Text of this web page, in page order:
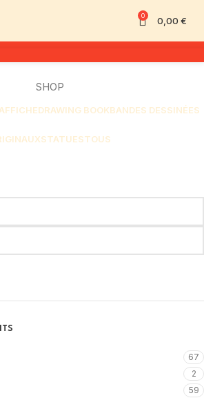
0 0,00 €
SHOP
AFFICHEDRAWING BOOKBANDES DESSINÉES
STATUESTOUS
67
2
59